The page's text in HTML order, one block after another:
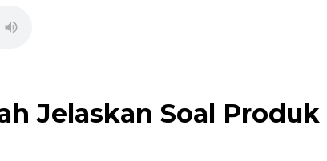
Jelaskan Soal